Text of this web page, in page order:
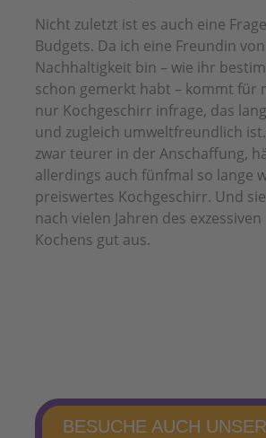
Nicht zuletzt ist es auch eine
Budgets. Da ich eine Freundin von
Nachhaltigkeit bin – wie ihr
schon gemerkt habt – kommt für
nur Kochgeschirr infrage, das
und zugleich umweltfreundlich
zwar teurer in der Anschaffung,
allerdings auch fünfmal so lange
preiswertes Kochgeschirr. Und
nach vielen Jahren des exzessiven
Kochens gut aus.
BESUCHE AUCH